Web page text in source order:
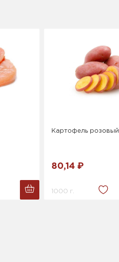
Картофель розовый
80,14 ₽
1000 г.